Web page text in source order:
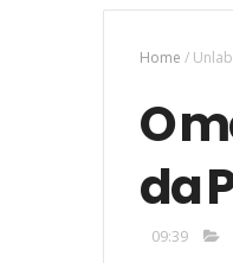
Home /
O
da
09:39